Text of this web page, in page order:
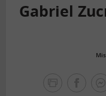
Gabriel